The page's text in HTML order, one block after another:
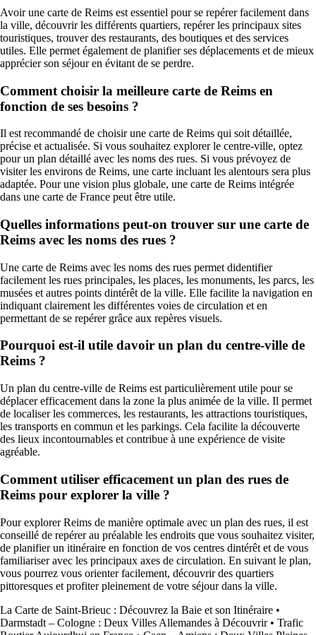
Avoir une carte de Reims est essentiel pour se repérer facilement dans
la ville, découvrir les différents quartiers, repérer les principaux sites
touristiques, trouver des restaurants, des boutiques et des services
utiles. Elle permet également de planifier ses déplacements et de mieux
apprécier son séjour en évitant de se perdre.
Comment choisir la meilleure carte de Reims en
fonction de ses besoins ?
Il est recommandé de choisir une carte de Reims qui soit détaillée,
précise et actualisée. Si vous souhaitez explorer le centre-ville, optez
pour un plan détaillé avec les noms des rues. Si vous prévoyez de
visiter les environs de Reims, une carte incluant les alentours sera plus
adaptée. Pour une vision plus globale, une carte de Reims intégrée
dans une carte de France peut être utile.
Quelles informations peut-on trouver sur une carte de
Reims avec les noms des rues ?
Une carte de Reims avec les noms des rues permet didentifier
facilement les rues principales, les places, les monuments, les parcs, les
musées et autres points dintérêt de la ville. Elle facilite la navigation en
indiquant clairement les différentes voies de circulation et en
permettant de se repérer grâce aux repères visuels.
Pourquoi est-il utile davoir un plan du centre-ville de
Reims ?
Un plan du centre-ville de Reims est particulièrement utile pour se
déplacer efficacement dans la zone la plus animée de la ville. Il permet
de localiser les commerces, les restaurants, les attractions touristiques,
les transports en commun et les parkings. Cela facilite la découverte
des lieux incontournables et contribue à une expérience de visite
agréable.
Comment utiliser efficacement un plan des rues de
Reims pour explorer la ville ?
Pour explorer Reims de manière optimale avec un plan des rues, il est
conseillé de repérer au préalable les endroits que vous souhaitez visiter,
de planifier un itinéraire en fonction de vos centres dintérêt et de vous
familiariser avec les principaux axes de circulation. En suivant le plan,
vous pourrez vous orienter facilement, découvrir des quartiers
pittoresques et profiter pleinement de votre séjour dans la ville.
La Carte de Saint-Brieuc : Découvrez la Baie et son Itinéraire •
Darmstadt – Cologne : Deux Villes Allemandes à Découvrir• Trafic